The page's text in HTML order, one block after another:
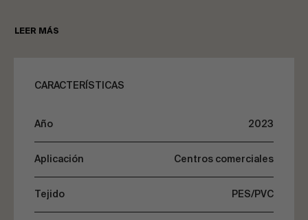
Asesoría y consultoría
Debido a la gran superficie a cubrir, de unos
una estructura con una geometría curvada
estética marcada por los arquitectos.
LEER MÁS
CARACTERÍSTICAS
Año 2023
Aplicación Centros comerciales
Tejido PES/PVC